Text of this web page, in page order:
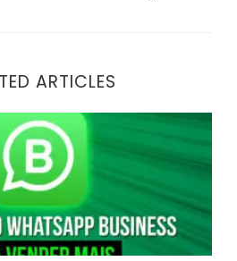
ARTICLES
– Tudo o que você